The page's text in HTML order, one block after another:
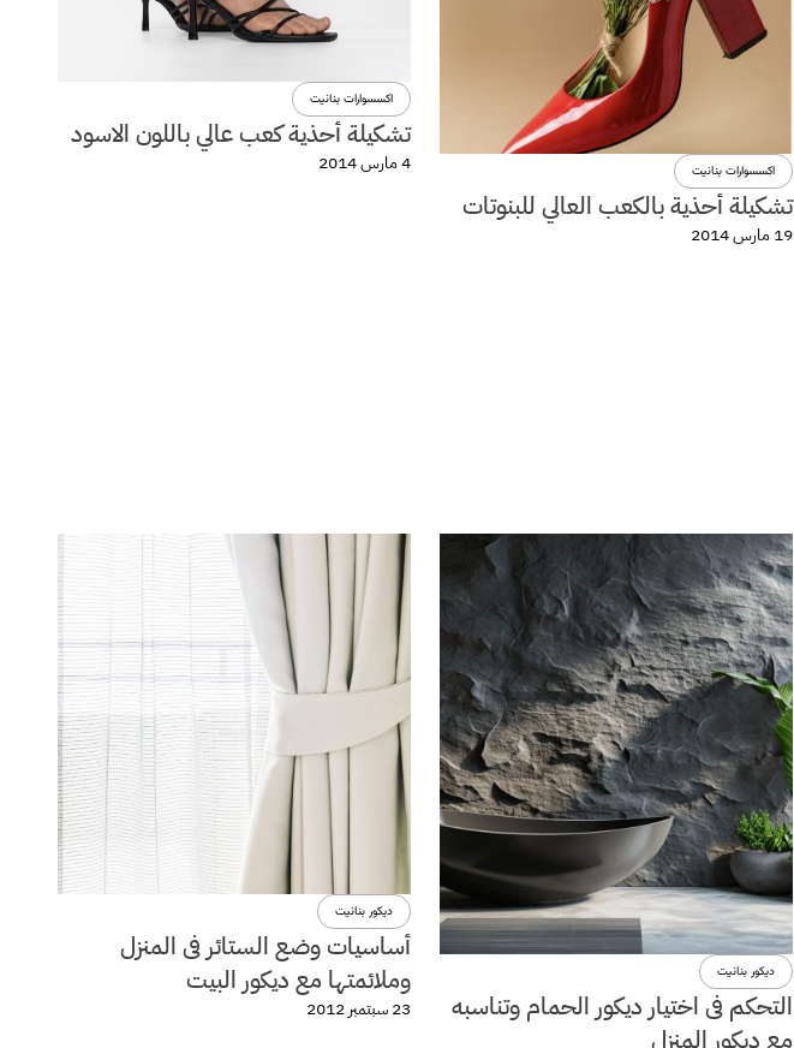
اكسسوارات بنانيت
تشكيلة أحذية بالكعب العالي للبنوتات
19 مارس 2014
اكسسوارات بنانيت
تشكيلة أحذية كعب عالي باللون الاسود
4 مارس 2014
ديكور بنانيت
التحكم فى اختيار ديكور الحمام وتناسبه
مع ديكور المنزل
ديكور بنانيت
أساسيات وضع الستائر فى المنزل
وملائمتها مع ديكور البيت
23 سبتمبر 2012